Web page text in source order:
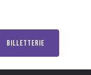
BILLETTERIE